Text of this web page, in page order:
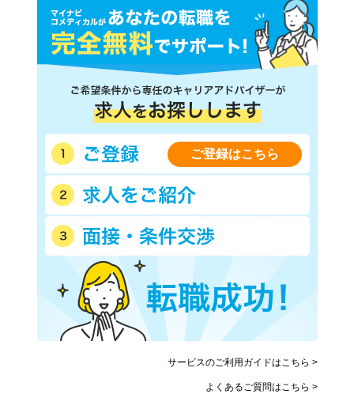
ご登録はこちら
サービスのご利用ガイドはこちら >
よくあるご質問はこちら >